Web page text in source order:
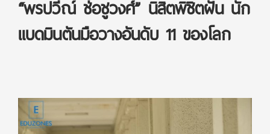
“พรปวีณ์ ช่อชูวงศ์” นิสิตพิชิตฝัน นัก
แบดมินตันมือวางอันดับ 11 ของโลก